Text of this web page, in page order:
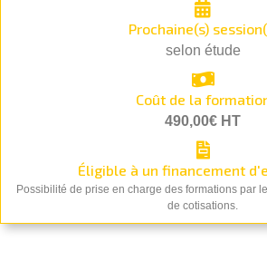
Prochaine(s)
selon étude
Coût de la
490,00€ HT
Éligible à un financement
Possibilité de prise en charge des formations par
de cotisations.